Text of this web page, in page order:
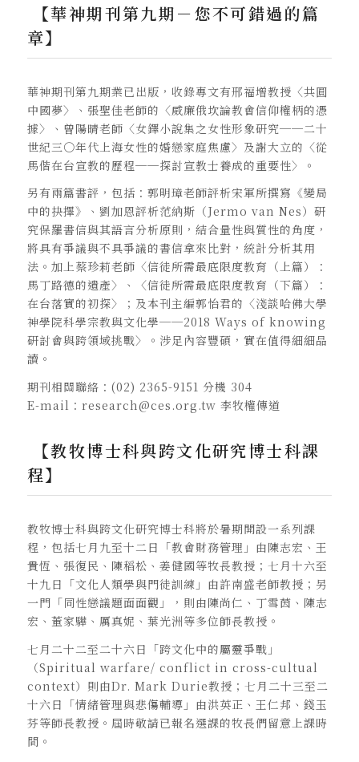
【華神期刊第九期－您不可錯過的篇
章】
華神期刊第九期業已出版，收錄專文有邢福增教授〈共圓
中國夢〉、張聖佳老師的〈威廉俄坎論教會信仰權柄的憑
據〉、曾陽晴老師〈女鐸小說集之女性形象研究──二十
世紀三○年代上海女性的婚戀家庭焦慮〉及謝大立的〈從
馬偕在台宣教的歷程──探討宣教士養成的重要性〉。
另有兩篇書評，包括：郭明璋老師評析宋軍所撰寫《變局
中的抉擇》、劉加恩評析范納斯（Jermo van Nes）研
究保羅書信與其語言分析原則，結合量性與質性的角度，
將具有爭議與不具爭議的書信拿來比對，統計分析其用
法。加上蔡珍莉老師〈信徒所需最底限度教育（上篇）：
馬丁路德的遺產〉、〈信徒所需最底限度教育（下篇）：
在台落實的初探〉；及本刊主編郭怡君的〈淺談哈佛大學
神學院科學宗教與文化學──2018 Ways of knowing
研討會與跨領域挑戰〉。涉足內容豐碩，實在值得細細品
讀。
期刊相關聯絡：(02) 2365-9151 分機 304
E-mail：research@ces.org.tw 李牧權傳道
【教牧博士科與跨文化研究博士科課
程】
教牧博士科與跨文化研究博士科將於暑期開設一系列課
程，包括七月九至十二日「教會財務管理」由陳志宏、王
貴恆、張復民、陳稻松、姜健國等牧長教授；七月十六至
十九日「文化人類學與門徒訓練」由許南盛老師教授；另
一門「同性戀議題面面觀」，則由陳尚仁、丁雪茵、陳志
宏、董家驊、厲真妮、葉光洲等多位師長教授。
七月二十二至二十六日「跨文化中的屬靈爭戰」
（Spiritual warfare/ conflict in cross-cultual
context）則由Dr. Mark Durie教授；七月二十三至二
十六日「情緒管理與悲傷輔導」由洪英正、王仁邦、錢玉
芬等師長教授。屆時敬請已報名選課的牧長們留意上課時
間。